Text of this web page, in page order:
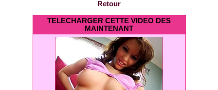
Retour
TELECHARGER CETTE VIDEO DES
MAINTENANT